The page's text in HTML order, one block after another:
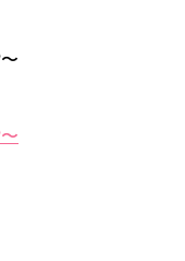
대 얼짱 출신 &#39;한혜진
래요? 밥블레스유 2
우리는)